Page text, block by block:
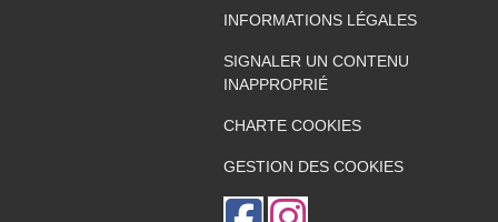
INFORMATIONS LÉGALES
SIGNALER UN CONTENU
INAPPROPRIÉ
CHARTE COOKIES
GESTION DES COOKIES